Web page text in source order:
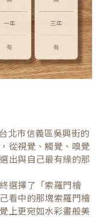
北市信義區吳興街的
從視覺、觸覺、嗅覺
出與自己最有緣的那
選擇了「索羅門檜
看中的那塊索羅門檜
上更宛如水彩畫般美